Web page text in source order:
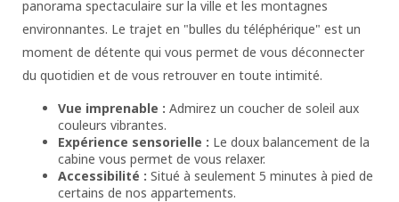
panorama spectaculaire sur la ville et les montagnes
environnantes. Le trajet en "bulles du téléphérique" est un
moment de détente qui vous permet de vous déconnecter
du quotidien et de vous retrouver en toute intimité.
Vue imprenable : Admirez un coucher de soleil aux
couleurs vibrantes.
Expérience sensorielle : Le doux balancement de la
cabine vous permet de vous relaxer.
Accessibilité : Situé à seulement 5 minutes à pied de
certains de nos appartements.